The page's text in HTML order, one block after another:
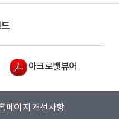
아크로뱃뷰어
페이지 개선사항